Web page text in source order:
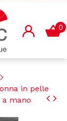
0
in pelle
mano